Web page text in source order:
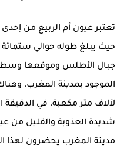
تعتبر عيون أم الربيع من إحدى
حيث يبلغ طوله حوالي
جبال الأطلس وموقعها
الموجود بمدينة المغرب،
لآلاف متر مكعبة، في الدقيقة
شديدة العذوبة والقليل من
مدينة المغرب يحضرون لهذا